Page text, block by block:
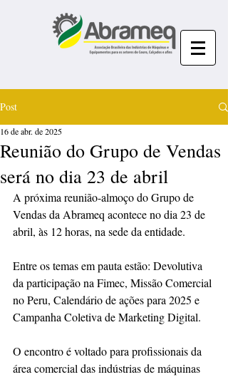
Post
Reunião do Grupo de Vendas
será no dia 23 de abril
16 de abr. de 2025
A próxima reunião-almoço do Grupo de
Vendas da Abrameq acontece no dia 23 de
abril, às 12 horas, na sede da entidade.
Entre os temas em pauta estão: Devolutiva
da participação na Fimec, Missão Comercial
no Peru, Calendário de ações para 2025 e
Campanha Coletiva de Marketing Digital.
O encontro é voltado para profissionais da
área comercial das indústrias de máquinas